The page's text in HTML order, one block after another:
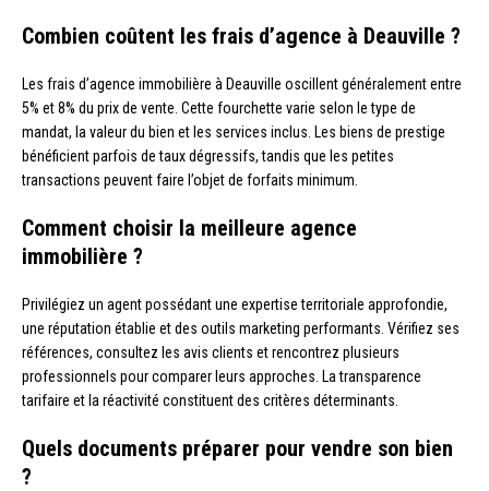
Combien coûtent les frais d’agence à Deauville ?
Les frais d’agence immobilière à Deauville oscillent généralement entre
5% et 8% du prix de vente. Cette fourchette varie selon le type de
mandat, la valeur du bien et les services inclus. Les biens de prestige
bénéficient parfois de taux dégressifs, tandis que les petites
transactions peuvent faire l’objet de forfaits minimum.
Comment choisir la meilleure agence
immobilière ?
Privilégiez un agent possédant une expertise territoriale approfondie,
une réputation établie et des outils marketing performants. Vérifiez ses
références, consultez les avis clients et rencontrez plusieurs
professionnels pour comparer leurs approches. La transparence
tarifaire et la réactivité constituent des critères déterminants.
Quels documents préparer pour vendre son bien
?